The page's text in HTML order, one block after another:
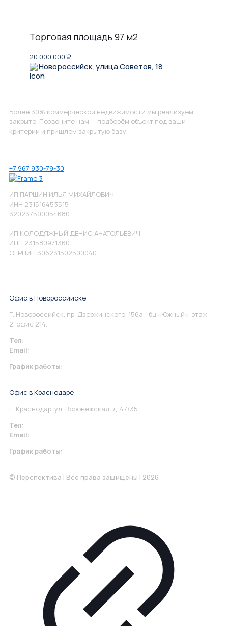
Торговая площадь 97 м2
20 000 000 ₽
Новороссийск, улица Советов, 18
Более 30% коммерческой недвижимости мы реализуем
закрыто. Позвоните нам — подберём объект под ваши
критерии и пришлём закрытую базу.
+7 967 930-79-30
ИП ПАРШИН ИЛЬЯ МИХАЙЛОВИЧ
ИНН 231516453515
320237500054680
ИП КОЛОДЯЖНЫЙ ДЕНИС АНАТОЛЬЕВИЧ
ИНН 231580971360
ОГРНИП 306231502500040
Офис в Новороссийске
Г. Новороссийск, пр. Дзержинского, 156а, бц «Южный», этаж
2, офис 214.
Тел:
Email:
График работы:
Офис в Краснодаре
Г. Краснодар, ул. Воронежская, д. 47/35
Тел:
Email:
График работы:
© Перспектива | Все права защищены | 2026